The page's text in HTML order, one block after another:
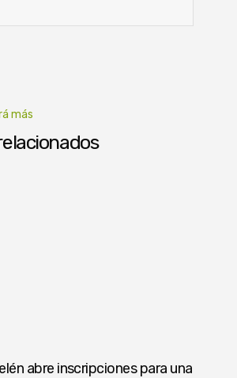
más
abre inscripciones para una